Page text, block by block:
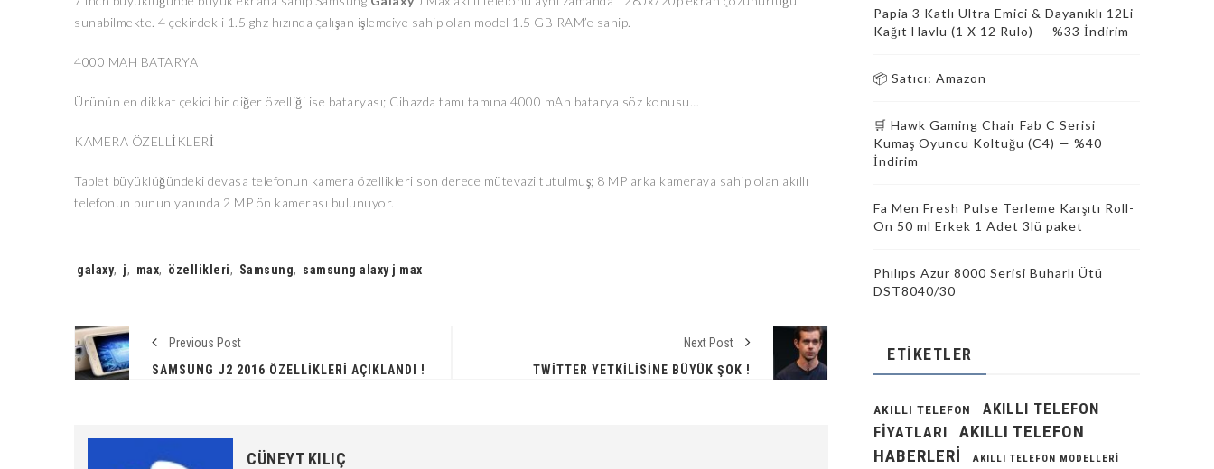
sunabilmekte. 4 çekirdekli 1.5 ghz hızında çalışan işlemciye sahip olan model 1.5 GB RAM’e sahip.
4000 MAH BATARYA
Ürünün en dikkat çekici bir diğer özelliği ise bataryası; Cihazda tamı tamına 4000 mAh batarya söz konusu…
KAMERA ÖZELLİKLERİ
Tablet büyüklüğündeki devasa telefonun kamera özellikleri son derece mütevazi tutulmuş; 8 MP arka kameraya sahip olan akıllı
telefonun bunun yanında 2 MP ön kamerası bulunuyor.
Tags:
galaxy, j, max, özellikleri, Samsung, samsung alaxy j max
Previous Post
SAMSUNG J2 2016 ÖZELLIKLERI AÇIKLANDI !
Next Post
TWITTER YETKILISINE BÜYÜK ŞOK !
CÜNEYT KILIÇ
Papia 3 Katlı Ultra Emici & Dayanıklı 12Li
Kağıt Havlu (1 X 12 Rulo) — %33 İndirim
📦 Satıcı: Amazon
🛒 Hawk Gaming Chair Fab C Serisi
Kumaş Oyuncu Koltuğu (C4) — %40
İndirim
Fa Men Fresh Pulse Terleme Karşıtı Roll-
On 50 ml Erkek 1 Adet 3lü paket
Phılıps Azur 8000 Serisi Buharlı Ütü
DST8040/30
ETIKETLER
AKILLI TELEFON
AKILLI TELEFON
FIYATLARI
AKILLI TELEFON
HABERLERI
AKILLI TELEFON MODELLERI